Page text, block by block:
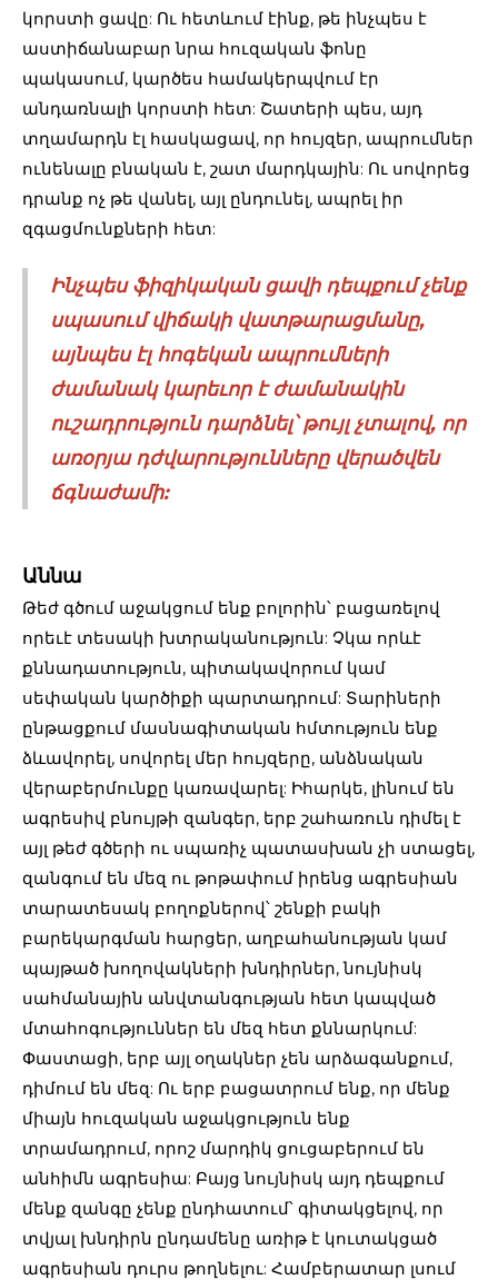
կորստի ցավը: Ու հետևում էինք, թե ինչպես է
աստիճանաբար նրա հուզական ֆոնը
պակասում, կարծես համակերպվում էր
անդառնալի կորստի հետ: Շատերի պես, այդ
տղամարդն էլ հասկացավ, որ հույզեր, ապրումներ
ունենալը բնական է, շատ մարդկային: Ու սովորեց
դրանք ոչ թե վանել, այլ ընդունել, ապրել իր
զգացմունքների հետ:
Ինչպես ֆիզիկական ցավի դեպքում չենք
սպասում վիճակի վատթարացմանը,
այնպես էլ հոգեկան ապրումների
ժամանակ կարեւոր է ժամանակին
ուշադրություն դարձնել՝ թույլ չտալով, որ
առօրյա դժվարությունները վերածվեն
ճգնաժամի:
Աննա
Թեժ գծում աջակցում ենք բոլորին՝ բացառելով
որեւէ տեսակի խտրականություն: Չկա որևէ
քննադատություն, պիտակավորում կամ
սեփական կարծիքի պարտադրում: Տարիների
ընթացքում մասնագիտական հմտություն ենք
ձևավորել, սովորել մեր հույզերը, անձնական
վերաբերմունքը կառավարել: Իհարկե, լինում են
ագրեսիվ բնույթի զանգեր, երբ շահառուն դիմել է
այլ թեժ գծերի ու սպառիչ պատասխան չի ստացել,
զանգում են մեզ ու թոթափում իրենց ագրեսիան
տարատեսակ բողոքներով՝ շենքի բակի
բարեկարգման հարցեր, աղբահանության կամ
պայթած խողովակների խնդիրներ, նույնիսկ
սահմանային անվտանգության հետ կապված
մտահոգություններ են մեզ հետ քննարկում:
Փաստացի, երբ այլ օղակներ չեն արձագանքում,
դիմում են մեզ: Ու երբ բացատրում ենք, որ մենք
միայն հուզական աջակցություն ենք
տրամադրում, որոշ մարդիկ ցուցաբերում են
անհիմն ագրեսիա: Բայց նույնիսկ այդ դեպքում
մենք զանգը չենք ընդհատում՝ գիտակցելով, որ
տվյալ խնդիրն ընդամենը առիթ է կուտակցած
ագրեսիան դուրս թողնելու: Համբերատար լսում